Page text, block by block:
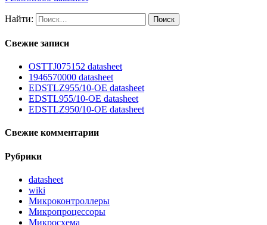
Найти:
Свежие записи
OSTTJ075152 datasheet
1946570000 datasheet
EDSTLZ955/10-OE datasheet
EDSTL955/10-OE datasheet
EDSTLZ950/10-OE datasheet
Свежие комментарии
Рубрики
datasheet
wiki
Микроконтроллеры
Микропроцессоры
Микросхема